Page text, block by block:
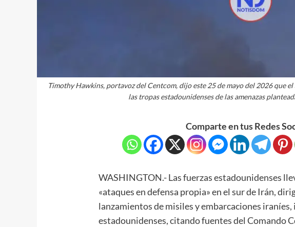
Timothy Hawkins, portavoz del Centcom, dijo este 25 de mayo del 2026 que
las tropas estadounidenses de las amenazas
Comparte en tus Redes
WASHINGTON.- Las fuerzas estadounidenses
«ataques en defensa propia» en el sur de Irán,
lanzamientos de misiles y embarcaciones
estadounidenses, citando fuentes del Comando